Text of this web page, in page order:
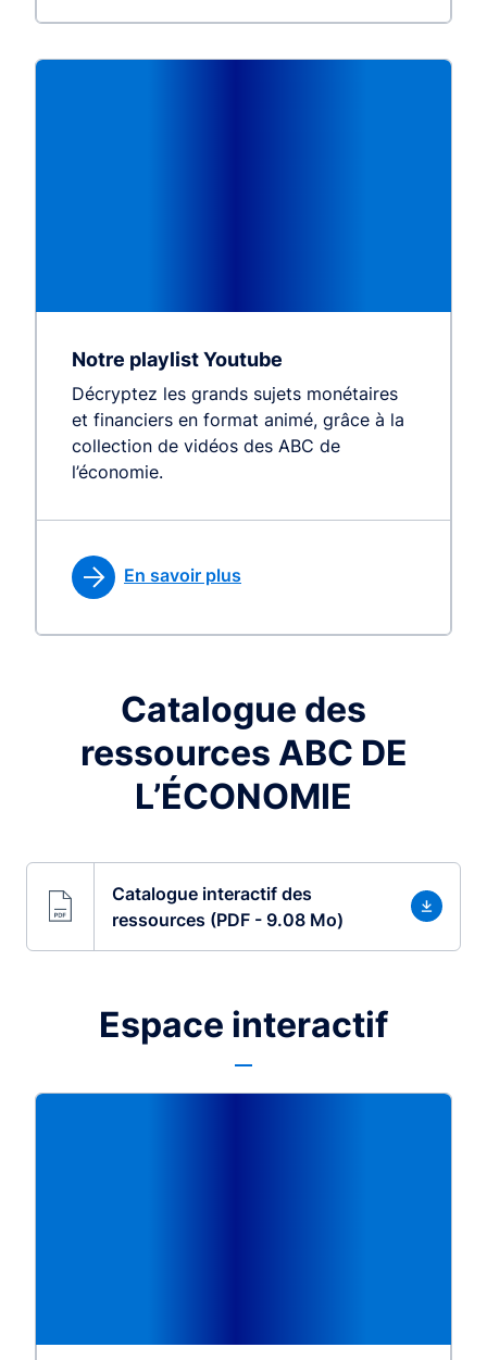
Notre playlist Youtube
Décryptez les grands sujets monétaires
et financiers en format animé, grâce à la
collection de vidéos des ABC de
l’économie.
En savoir plus
Catalogue des
ressources ABC DE
L’ÉCONOMIE
Catalogue interactif des
ressources (PDF - 9.08 Mo)
Espace interactif